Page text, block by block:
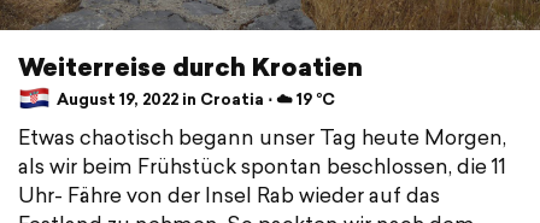
Weiterreise durch Kroatien
August 19, 2022 in Croatia ⋅ ☁️ 19 °C
Etwas chaotisch begann unser Tag heute Morgen,
als wir beim Frühstück spontan beschlossen, die 11
Uhr- Fähre von der Insel Rab wieder auf das